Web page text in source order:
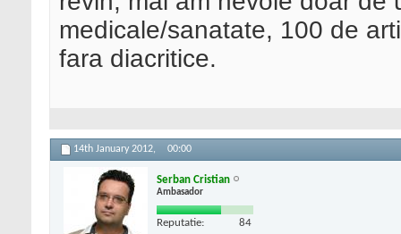
medicale/sanatate, 100 de
fara diacritice.
14th January 2012, 00:00
Serban Cristian
Ambasador
Reputatie: 84